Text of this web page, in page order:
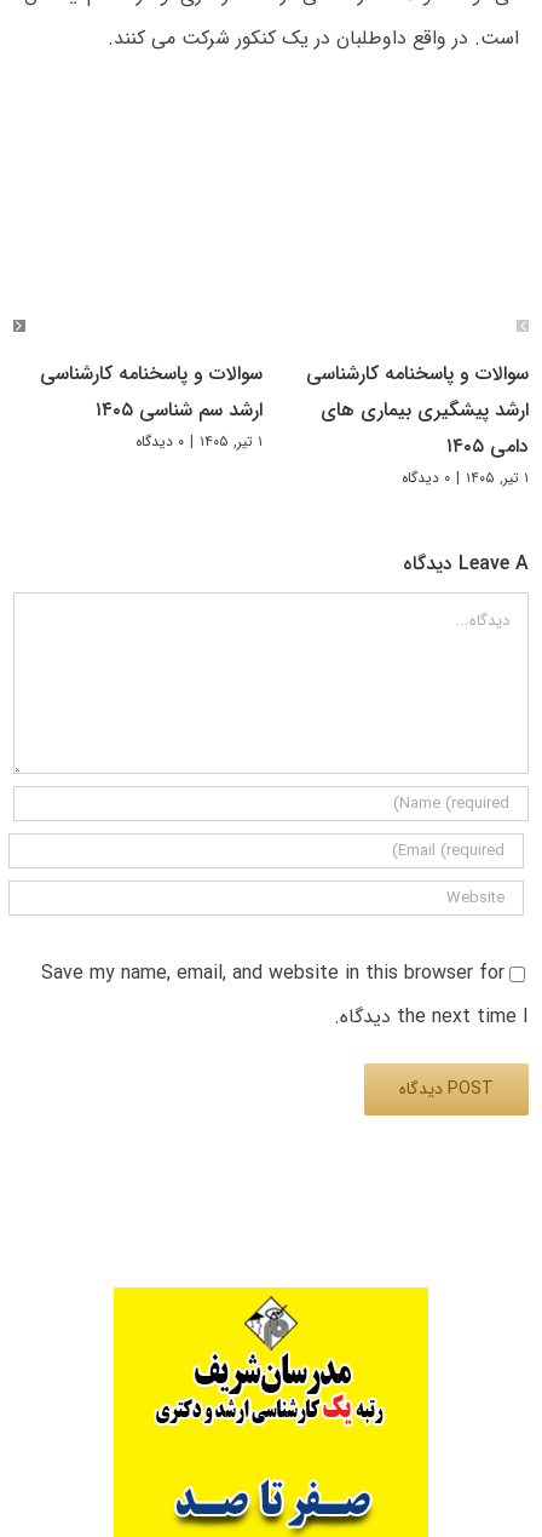
است. در واقع داوطلبان در یک کنکور شرکت می کنند.
سوالات و پاسخنامه کارشناسی
ارشد پیشگیری بیماری های
دامی ۱۴۰۵
۱ تیر, ۱۴۰۵ | ۰ دیدگاه
سوالات و پاسخنامه کارشناسی
ارشد سم شناسی ۱۴۰۵
۱ تیر, ۱۴۰۵ | ۰ دیدگاه
Leave A دیدگاه
دیدگاه
Save my name, email, and website in this browser for
the next time I دیدگاه.